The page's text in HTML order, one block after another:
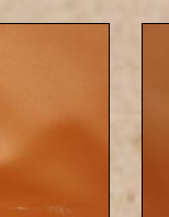
iPhone
|